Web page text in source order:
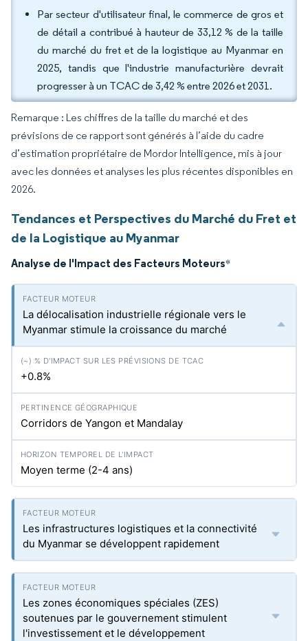
Par secteur d'utilisateur final, le commerce de gros et
de détail a contribué à hauteur de 33,12 % de la taille
du marché du fret et de la logistique au Myanmar en
2025, tandis que l'industrie manufacturière devrait
progresser à un TCAC de 3,42 % entre 2026 et 2031.
Remarque : Les chiffres de la taille du marché et des
prévisions de ce rapport sont générés à l’aide du cadre
d’estimation propriétaire de Mordor Intelligence, mis à jour
avec les données et analyses les plus récentes disponibles en
2026.
Tendances et Perspectives du Marché du Fret et
de la Logistique au Myanmar
Analyse de l'Impact des Facteurs Moteurs*
La délocalisation industrielle régionale vers le
Myanmar stimule la croissance du marché
+0.8%
Corridors de Yangon et Mandalay
Moyen terme (2-4 ans)
Les infrastructures logistiques et la connectivité
du Myanmar se développent rapidement
Les zones économiques spéciales (ZES)
soutenues par le gouvernement stimulent
l'investissement et le développement